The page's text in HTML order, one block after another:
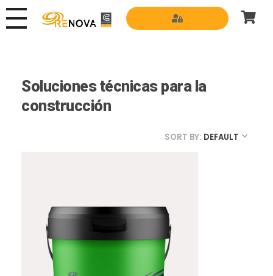
Soluciones técnicas para la
construcción
SORT BY: DEFAULT